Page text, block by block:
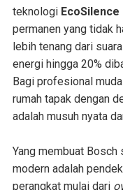
teknologi
permanen yang tidak
lebih tenang dari
energi hingga 20%
Bagi profesional
rumah tapak dengan
adalah musuh nyata
Yang membuat Bosch
modern adalah
perangkat mulai dari